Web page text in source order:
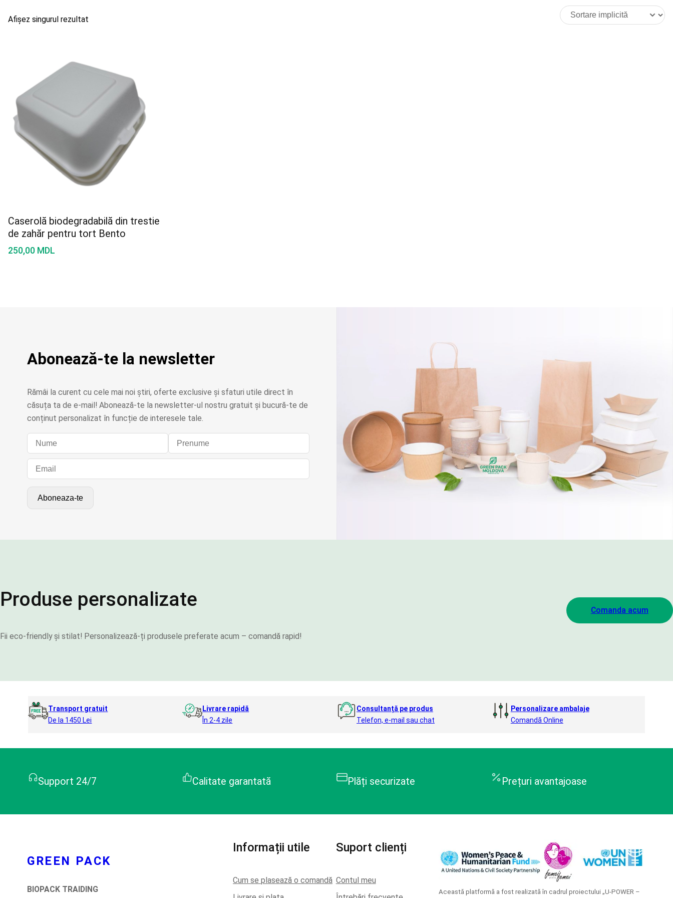
Afișez singurul rezultat
Caserolă biodegradabilă din trestie
de zahăr pentru tort Bento
250,00 MDL
Abonează-te la newsletter
Rămâi la curent cu cele mai noi știri, oferte exclusive și sfaturi utile direct în
căsuța ta de e-mail! Abonează-te la newsletter-ul nostru gratuit și bucură-te de
conținut personalizat în funcție de interesele tale.
Produse personalizate
Fii eco-friendly și stilat! Personalizează-ți produsele preferate acum – comandă rapid!
Comanda acum
Transport gratuit
De la 1450 Lei
Livrare rapidă
În 2-4 zile
Consultanță pe produs
Telefon, e-mail sau chat
Personalizare ambalaje
Comandă Online
Support 24/7 Calitate garantată Plăți securizate Prețuri avantajoase
GREEN PACK
BIOPACK TRAIDING
Informații utile
Cum se plasează o comandă
Suport clienți
Contul meu
Această platformă a fost realizată în cadrul proiectului „U-POWER –